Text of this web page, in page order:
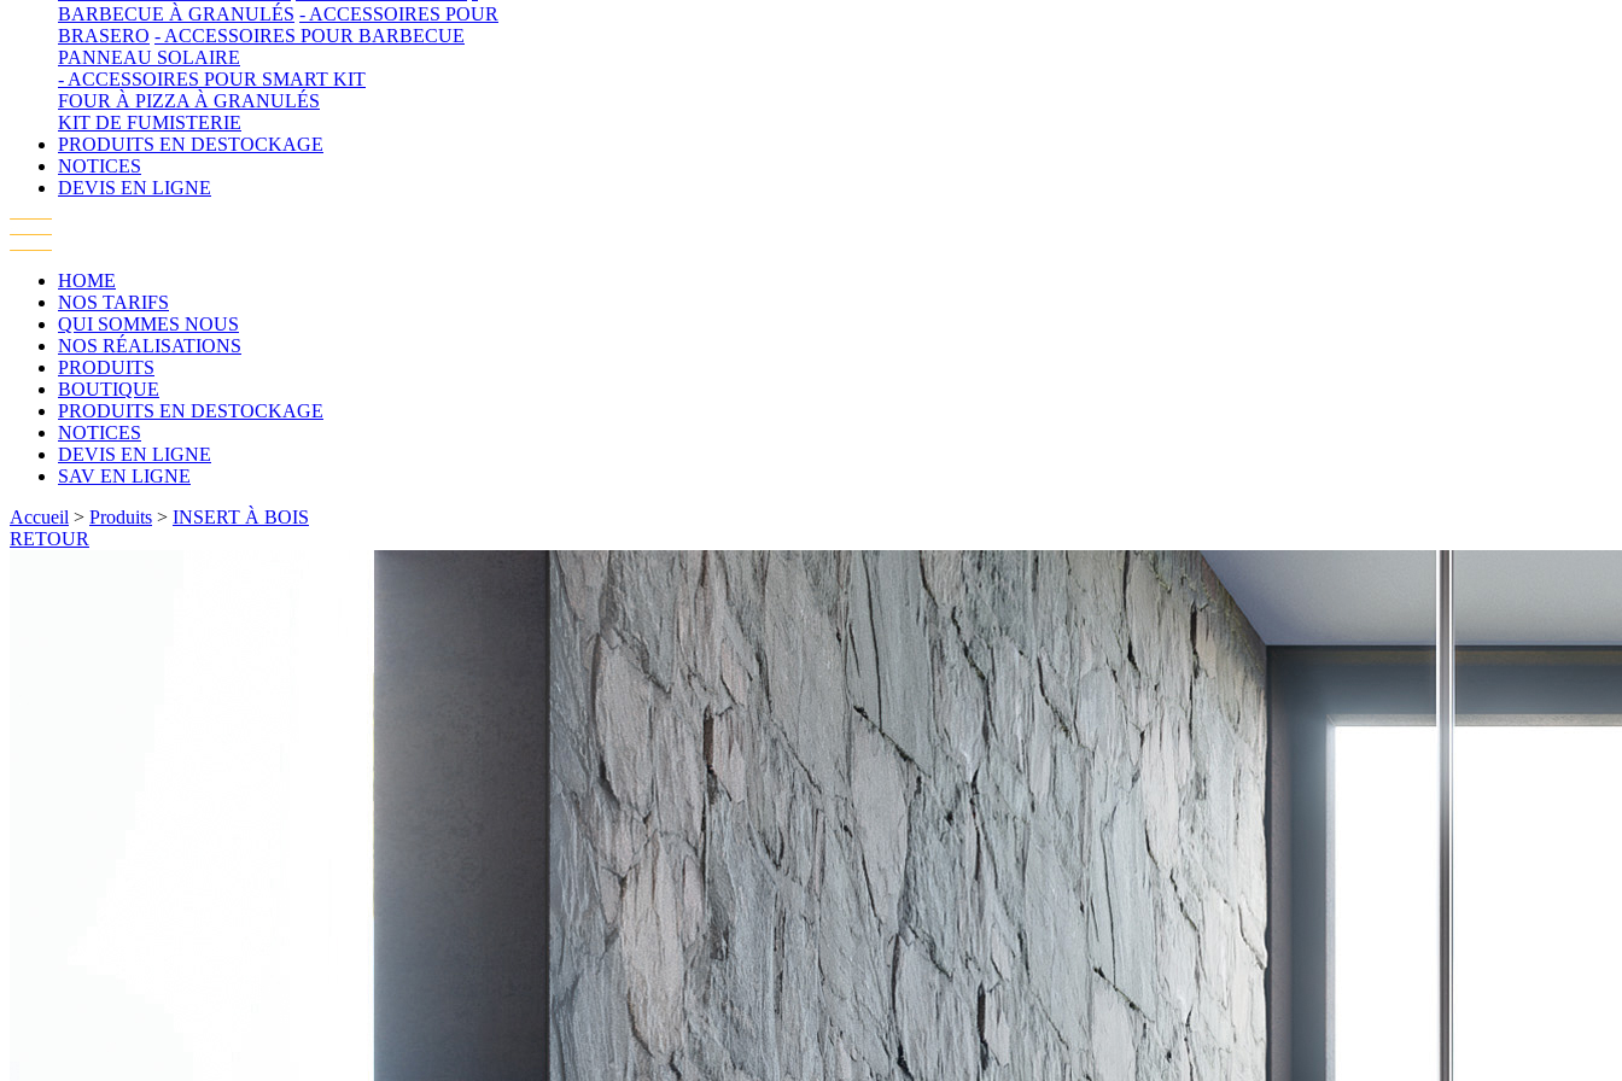
BARBECUE À GRANULÉS - ACCESSOIRES POUR
BRASERO - ACCESSOIRES POUR BARBECUE
PANNEAU SOLAIRE
- ACCESSOIRES POUR SMART KIT
FOUR À PIZZA À GRANULÉS
KIT DE FUMISTERIE
PRODUITS EN DESTOCKAGE
NOTICES
DEVIS EN LIGNE
HOME
NOS TARIFS
QUI SOMMES NOUS
NOS RÉALISATIONS
PRODUITS
BOUTIQUE
PRODUITS EN DESTOCKAGE
NOTICES
DEVIS EN LIGNE
SAV EN LIGNE
Accueil > Produits > INSERT À BOIS
RETOUR